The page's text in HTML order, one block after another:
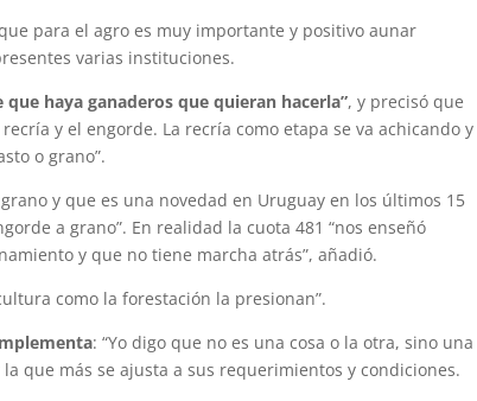
para el agro es muy importante y positivo aunar
varias instituciones.
haya ganaderos que quieran hacerla”, y precisó que
y el engorde. La recría como etapa se va achicando y
o grano”.
y que es una novedad en Uruguay en los últimos 15
a grano”. En realidad la cuota 481 “nos enseñó
y que no tiene marcha atrás”, añadió.
como la forestación la presionan”.
: “Yo digo que no es una cosa o la otra, sino una
que más se ajusta a sus requerimientos y condiciones.